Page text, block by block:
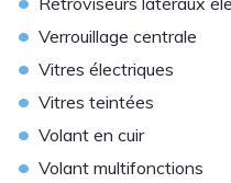
• Verrouillage centrale
• Vitres électriques
• Vitres teintées
• Volant en cuir
• Volant multifonctions